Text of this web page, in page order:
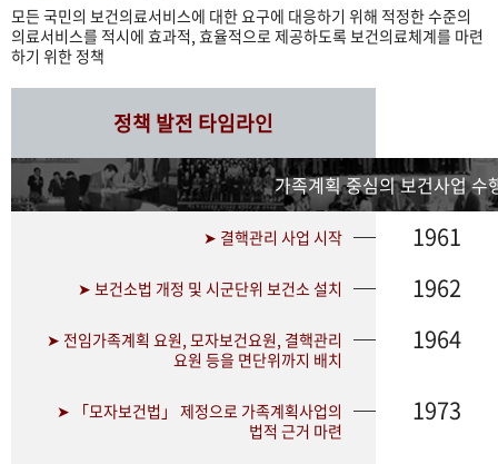
모든 국민의 보건의료서비스에 대한 요구에 대응하기 위해 적정한 수준의
의료서비스를 적시에 효과적, 효율적으로 제공하도록 보건의료체계를 마련
하기 위한 정책
정책 발전 타임라인
가족계획 중심의 보건사업 수
➤ 결핵관리 사업 시작 1961
➤ 보건소법 개정 및 시군단위 보건소 설치 1962
➤ 전임가족계획 요원, 모자보건요원, 결핵관리
요원 등을 면단위까지 배치
1964
➤ 「모자보건법」 제정으로 가족계획사업의
법적 근거 마련
1973